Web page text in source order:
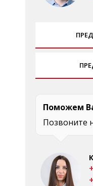
Поможем
Позвоните